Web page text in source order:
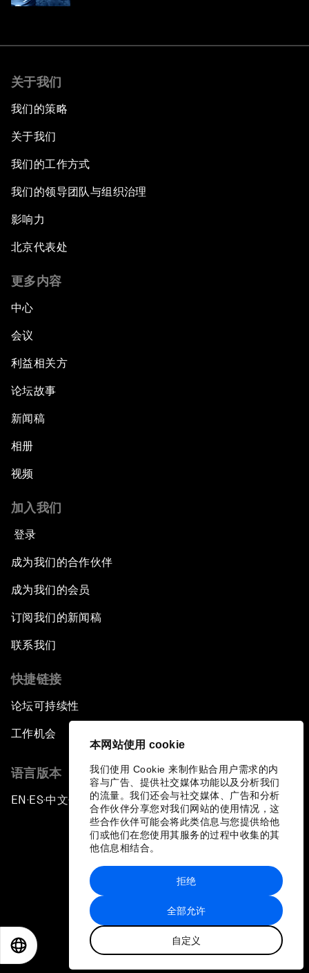
本网站使用 cookie
我们使用 Cookie 来制作贴合用户需求的内
容与广告、提供社交媒体功能以及分析我们
的流量。我们还会与社交媒体、广告和分析
合作伙伴分享您对我们网站的使用情况，这
些合作伙伴可能会将此类信息与您提供给他
们或他们在您使用其服务的过程中收集的其
他信息相结合。
全部允许
自定义
拒绝
关于我们
我们的策略
关于我们
我们的工作方式
我们的领导团队与组织治理
影响力
北京代表处
更多内容
中心
会议
利益相关方
论坛故事
新闻稿
相册
视频
加入我们
登录
成为我们的合作伙伴
成为我们的会员
订阅我们的新闻稿
联系我们
快捷链接
论坛可持续性
工作机会
语言版本
EN ▪ ES▪中文▪ 日本語
站点地图
世界经济论坛